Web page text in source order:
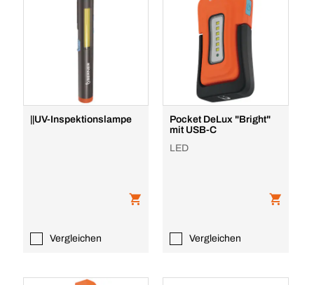
||UV-Inspektionslampe
Vergleichen
Pocket DeLux "Bright"
mit USB-C
LED
Vergleichen